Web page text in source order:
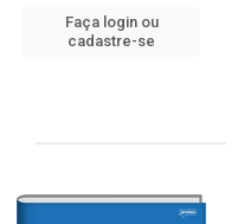
Faça login ou
cadastre-se